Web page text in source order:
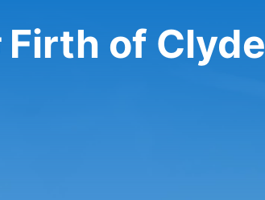
تأجير سيارة في Firth of Clyde